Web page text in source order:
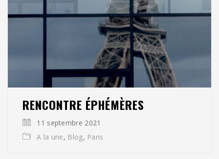
RENCONTRE ÉPHÉMÈRES
11 septembre 2021
A la une, Blog, Paris